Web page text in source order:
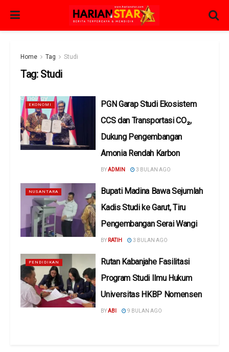
Home Tag Studi
Tag: Studi
EKONOMI
PGN Garap Studi Ekosistem
CCS dan Transportasi CO₂,
Dukung Pengembangan
Amonia Rendah Karbon
BYADMIN 3 BULAN AGO
NUSANTARA
Bupati Madina Bawa Sejumlah
Kadis Studi ke Garut, Tiru
Pengembangan Serai Wangi
BY RATIH 3 BULAN AGO
PENDIDIKAN
Rutan Kabanjahe Fasilitasi
Program Studi Ilmu Hukum
Universitas HKBP Nomensen
BYABI 9 BULAN AGO